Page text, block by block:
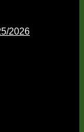
2026